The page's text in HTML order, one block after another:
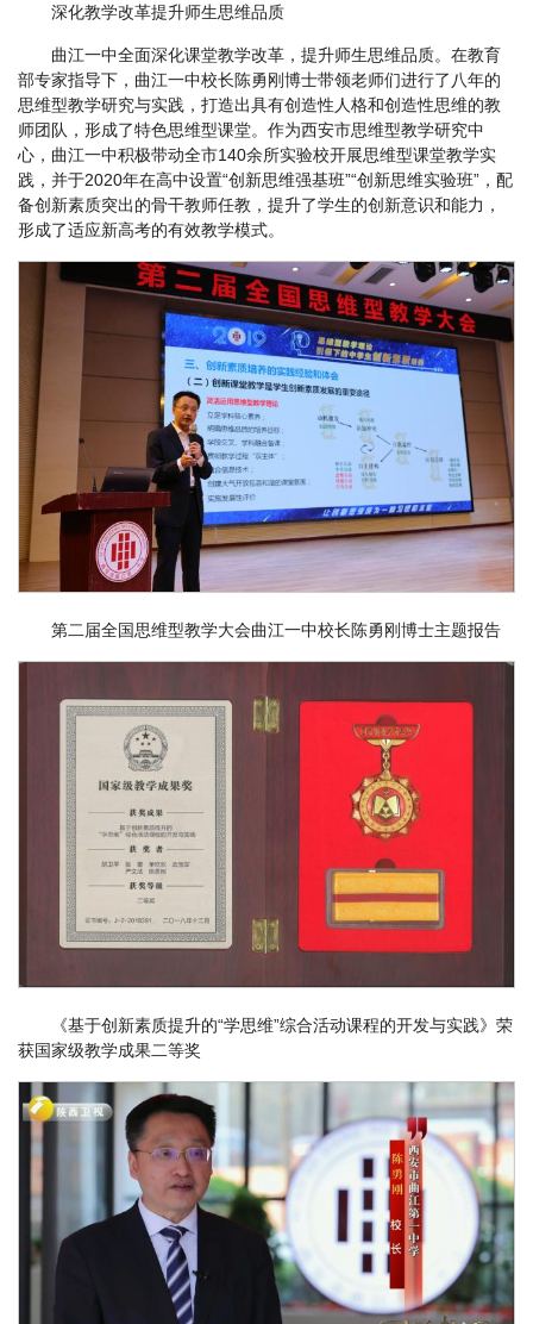
深化教学改革提升师生思维品质
曲江一中全面深化课堂教学改革，提升师生思维品质。在教育
部专家指导下，曲江一中校长陈勇刚博士带领老师们进行了八年的
思维型教学研究与实践，打造出具有创造性人格和创造性思维的教
师团队，形成了特色思维型课堂。作为西安市思维型教学研究中
心，曲江一中积极带动全市140余所实验校开展思维型课堂教学实
践，并于2020年在高中设置“创新思维强基班”“创新思维实验班”，配
备创新素质突出的骨干教师任教，提升了学生的创新意识和能力，
形成了适应新高考的有效教学模式。
第二届全国思维型教学大会曲江一中校长陈勇刚博士主题报告
《基于创新素质提升的“学思维”综合活动课程的开发与实践》荣
获国家级教学成果二等奖